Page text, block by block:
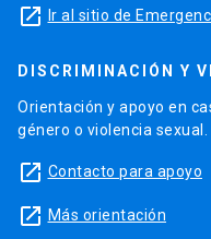
launch Ir al sitio de
DISCRIMINACIÓN Y
Orientación y apoyo en
género o violencia sexual.
launch Contacto para apoyo
launch Más orientación